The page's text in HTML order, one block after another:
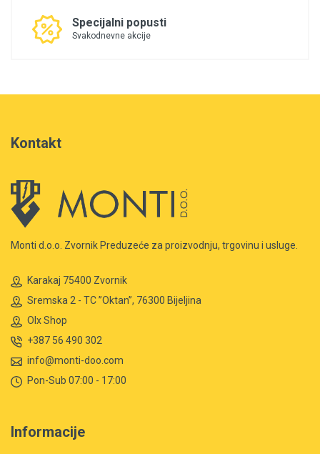
Specijalni popusti
Svakodnevne akcije
Kontakt
Monti d.o.o. Zvornik Preduzeće za proizvodnju, trgovinu i usluge.
Karakaj 75400 Zvornik
Sremska 2 - TC ”Oktan”, 76300 Bijeljina
Olx Shop
+387 56 490 302
info@monti-doo.com
Pon-Sub 07:00 - 17:00
Informacije